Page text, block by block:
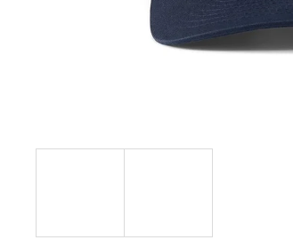
NAFUKOVACÍ ČLUN WILLIS
BD240 V BÍLO-MODRÉ BARVĚ
SKLÁDACÍ DŘEVĚNOU